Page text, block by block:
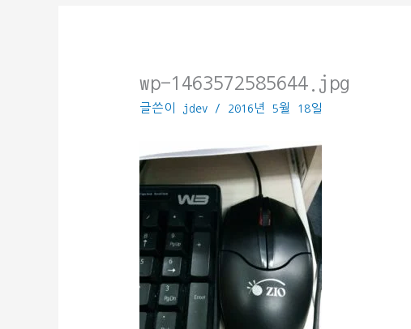
wp-1463572585644.jpg
글쓴이 jdev / 2016년 5월 18일